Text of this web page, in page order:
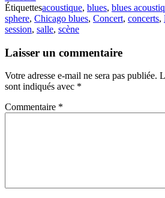
Étiquettesacoustique, blues, blues
sphere, Chicago blues, Concert, concerts,
session, salle, scène
Laisser un commentaire
Votre adresse e-mail ne sera pas publiée.
sont indiqués avec *
Commentaire *